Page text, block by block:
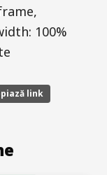
100%
link